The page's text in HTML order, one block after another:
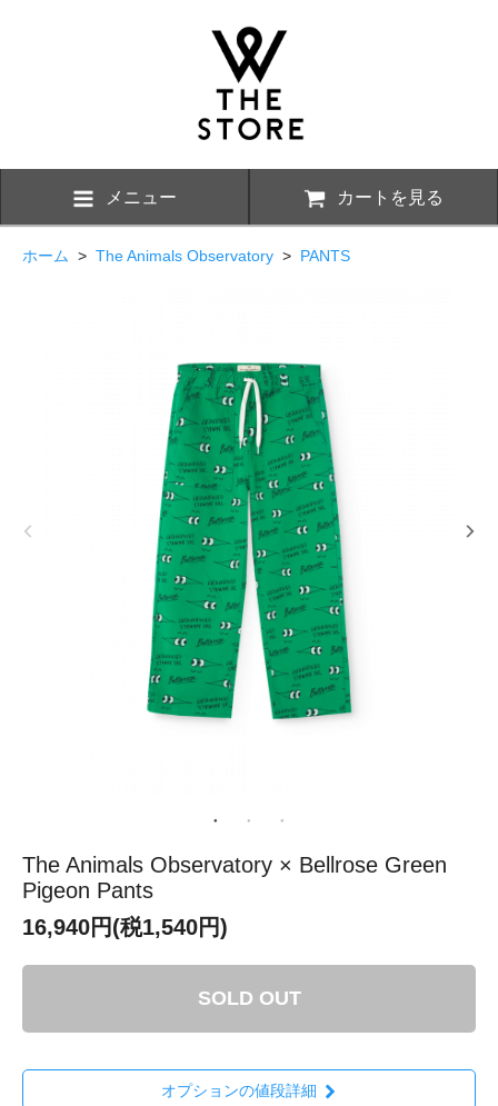
メニュー カートを見る
ホーム > The Animals Observatory > PANTS
The Animals Observatory × Bellrose Green
Pigeon Pants
16,940円(税1,540円)
SOLD OUT
オプションの値段詳細